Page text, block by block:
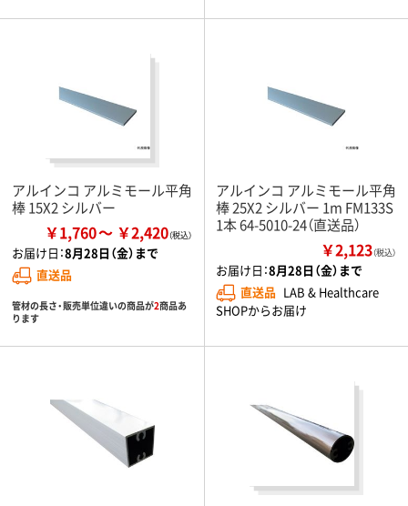
アルインコ アルミモール平角
棒 15X2 シルバー
￥1,760 ￥2,420
お届け日：8月28日（金）まで
直送品
管材の長さ・販売単位違いの商品が2商品あ
ります
アルインコ アルミモール平角
棒 25X2 シルバー 1m FM133S
1本 64-5010-24（直送品）
￥2,123（税込）
お届け日：8月28日（金）まで
直送品 LAB & Healthcare
SHOPからお届け